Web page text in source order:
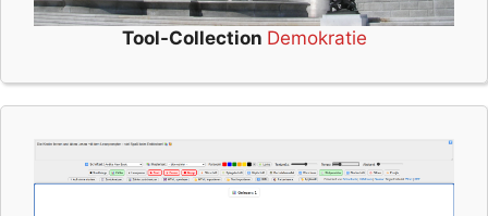
Tool-Collection Demokratie